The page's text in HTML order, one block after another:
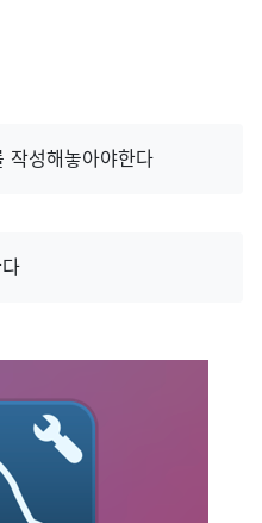
작성해놓아야한다